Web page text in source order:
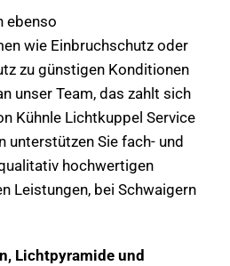
ebenso
wie Einbruchschutz oder
zu günstigen Konditionen
unser Team, das zahlt sich
Kühnle Lichtkuppel Service
unterstützen Sie fach- und
hochwertigen
Leistungen, bei Schwaigern
Lichtpyramide und